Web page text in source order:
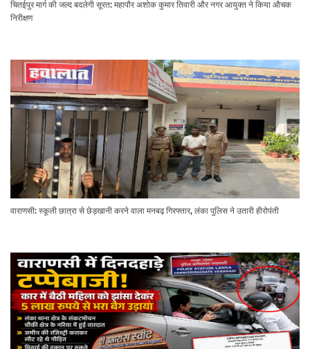
चितईपुर मार्ग की जल्द बदलेगी सूरत: महापौर अशोक कुमार तिवारी और नगर आयुक्त ने किया औचक
निरीक्षण
वाराणसी: स्कूली छात्रा से छेड़खानी करने वाला मनबढ़ गिरफ्तार, लंका पुलिस ने उतारी हीरोपंती